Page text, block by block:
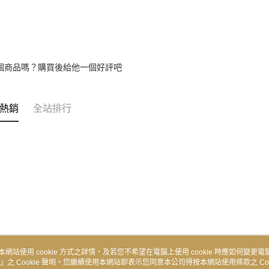
商品嗎？購買後給他一個好評吧
銷 全站排行
關於我們 客服資訊
網站使用 cookie 方式之詳情，及若您不希望在電腦上使用 cookie 時應如何變更電
」之 Cookie 聲明。您繼續使用本網站即表示您同意本公司得按本網站使用條款之